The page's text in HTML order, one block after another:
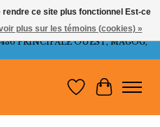
ET ONTARIO POUR LES
PRINCIPALE OUEST, MAGOG,
Liste dePanier
ce site plus fonctionnel Est-ce
plus sur les témoins (cookies) »